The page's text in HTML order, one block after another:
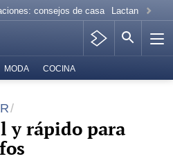
consejos de casa Lactancia
MODA COCINA
y rápido para